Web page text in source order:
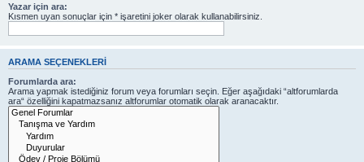
Yazar için ara:
Kısmen uyan sonuçlar için * işaretini joker olarak kullanabilirsiniz.
ARAMA SEÇENEKLERI
Forumlarda ara:
Arama yapmak istediğiniz forum veya forumları seçin. Eğer aşağıdaki “altforumlarda
ara“ özelliğini kapatmazsanız altforumlar otomatik olarak aranacaktır.